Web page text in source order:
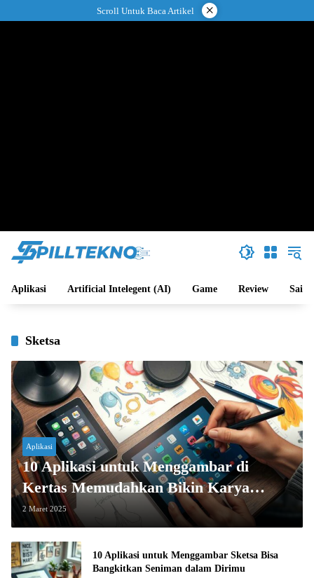
ke
Scroll Untuk Baca Artikel ×
Aplikasi Artificial Intelegent (AI) Game Review Sains
Sketsa
Aplikasi
10 Aplikasi untuk Menggambar di
Kertas Memudahkan Bikin Karya
Spektakuler
2 Maret 2025
10 Aplikasi untuk Menggambar Sketsa Bisa
Bangkitkan Seniman dalam Dirimu